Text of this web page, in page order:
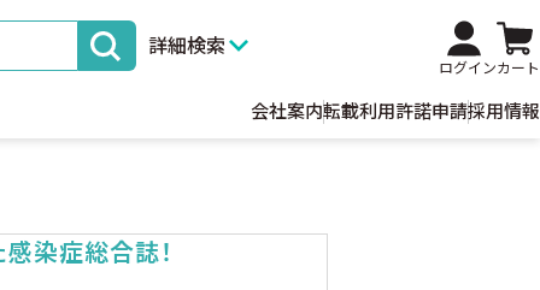
詳細検索
ログインカート
会社案内転載利用許諾申請採用情報
感染症総合誌！